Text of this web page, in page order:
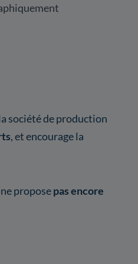
société de production
, et encourage la
proposepas encore